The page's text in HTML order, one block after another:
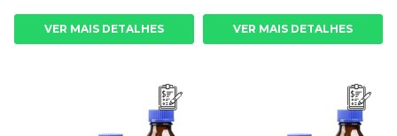
VER MAIS DETALHES VER MAIS DETALHES